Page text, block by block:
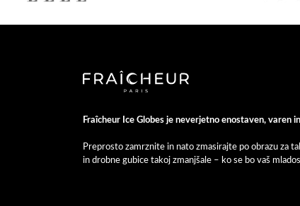
Fraîcheur Ice Globes je neverjetno enostaven, varen
Preprosto zamrznite in nato zmasirajte po obrazu za
in drobne gubice takoj zmanjšale – ko se bo vaš